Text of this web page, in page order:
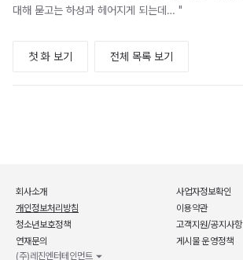
대해 묻고는 하성과 헤어지게 되는데… "
첫 화 보기 전체 목록 보기
회사소개
사업자정보확인
개인정보처리방침
이용약관
청소년보호정책
고객지원/공지사항
연재문의
게시물 운영정책
(주)레진엔터테인먼트